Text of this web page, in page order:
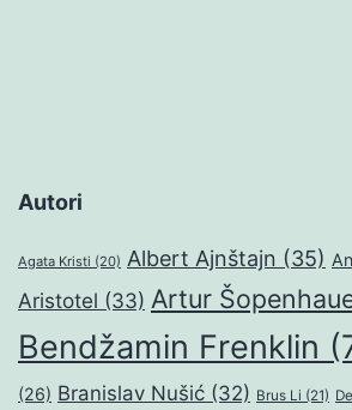
Autori
Agata Kristi (20) Albert Ajnštajn (35)
Aristotel (33) Artur
Bendžamin Frenklin
(26) Branislav Nušić (32) Brus Li (21)